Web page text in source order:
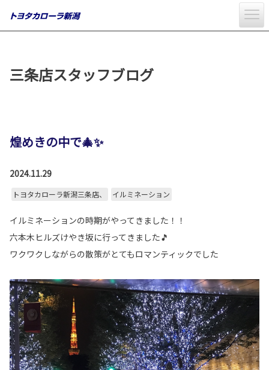
三条店スタッフブログ
煌めきの中で🎄✨
2024.11.29
トヨタカローラ新潟三条店、 イルミネーション
イルミネーションの時期がやってきました！！
六本木ヒルズけやき坂に行ってきました🎵
ワクワクしながらの散策がとてもロマンティックでした